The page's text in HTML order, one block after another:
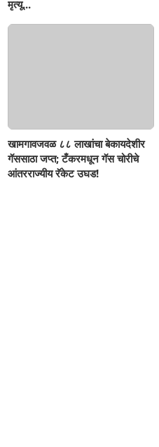
मृत्यू...
खामगावजवळ ८८ लाखांचा बेकायदेशीर
गॅससाठा जप्त; टँकरमधून गॅस चोरीचे
आंतरराज्यीय रॅकेट उघड!